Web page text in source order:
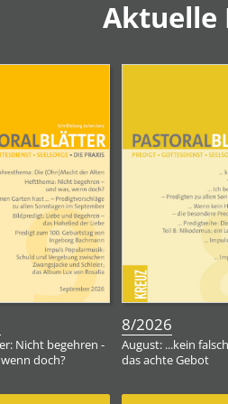
Aktuelle
Nicht begehren -
doch?
8/2026
August: ...kein
das achte Gebot